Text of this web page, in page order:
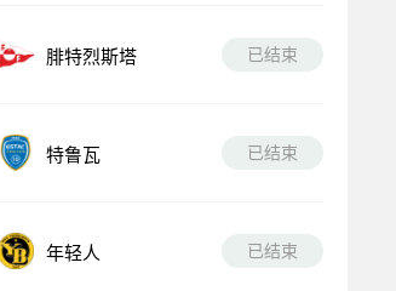
腓特烈斯塔 已结束
特鲁瓦 已结束
年轻人 已结束